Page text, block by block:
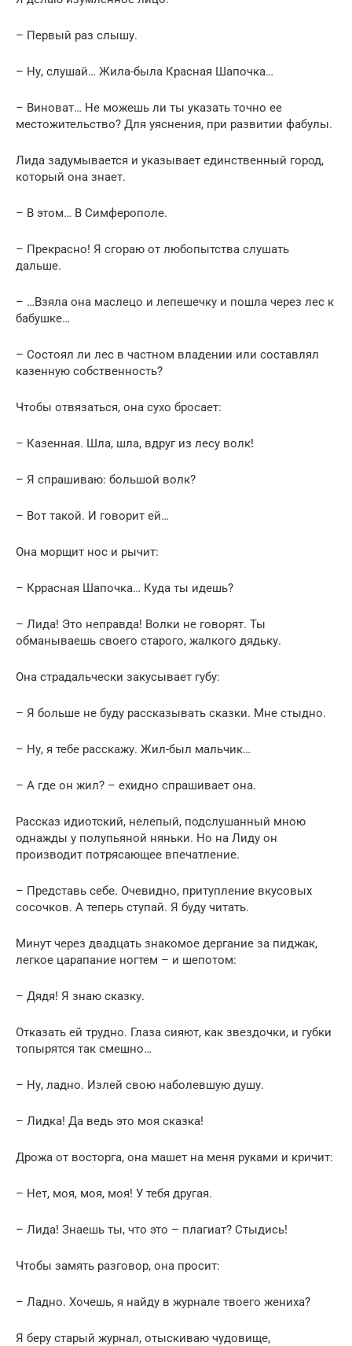
– Первый раз слышу.
– Ну, слушай… Жила-была Красная Шапочка…
– Виноват… Не можешь ли ты указать точно ее
местожительство? Для уяснения, при развитии фабулы.
Лида задумывается и указывает единственный город,
который она знает.
– В этом… В Симферополе.
– Прекрасно! Я сгораю от любопытства слушать
дальше.
– …Взяла она маслецо и лепешечку и пошла через лес к
бабушке…
– Состоял ли лес в частном владении или составлял
казенную собственность?
Чтобы отвязаться, она сухо бросает:
– Казенная. Шла, шла, вдруг из лесу волк!
– Я спрашиваю: большой волк?
– Вот такой. И говорит ей…
Она морщит нос и рычит:
– Кррасная Шапочка… Куда ты идешь?
– Лида! Это неправда! Волки не говорят. Ты
обманываешь своего старого, жалкого дядьку.
Она страдальчески закусывает губу:
– Я больше не буду рассказывать сказки. Мне стыдно.
– Ну, я тебе расскажу. Жил-был мальчик…
– А где он жил? – ехидно спрашивает она.
Рассказ идиотский, нелепый, подслушанный мною
однажды у полупьяной няньки. Но на Лиду он
производит потрясающее впечатление.
– Представь себе. Очевидно, притупление вкусовых
сосочков. А теперь ступай. Я буду читать.
Минут через двадцать знакомое дергание за пиджак,
легкое царапание ногтем – и шепотом:
– Дядя! Я знаю сказку.
Отказать ей трудно. Глаза сияют, как звездочки, и губки
топырятся так смешно…
– Ну, ладно. Излей свою наболевшую душу.
– Лидка! Да ведь это моя сказка!
Дрожа от восторга, она машет на меня руками и кричит:
– Нет, моя, моя, моя! У тебя другая.
– Лида! Знаешь ты, что это – плагиат? Стыдись!
Чтобы замять разговор, она просит:
– Ладно. Хочешь, я найду в журнале твоего жениха?
Я беру старый журнал, отыскиваю чудовище,